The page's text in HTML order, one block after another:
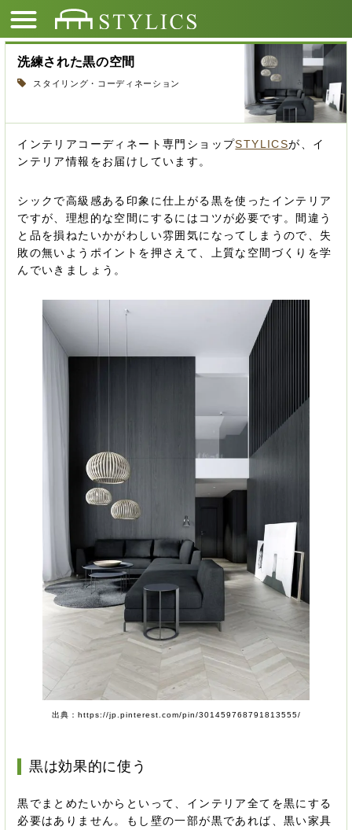
洗練された黒の空間
スタイリング・コーディネーション
インテリアコーディネート専門ショップSTYLICSが、イ
ンテリア情報をお届けしています。
シックで高級感ある印象に仕上がる黒を使ったインテリア
ですが、理想的な空間にするにはコツが必要です。間違う
と品を損ねたいかがわしい雰囲気になってしまうので、失
敗の無いようポイントを押さえて、上質な空間づくりを学
んでいきましょう。
出典：https://jp.pinterest.com/pin/301459768791813555/
黒は効果的に使う
黒でまとめたいからといって、インテリア全てを黒にする
必要はありません。もし壁の一部が黒であれば、黒い家具